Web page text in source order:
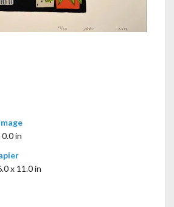
in
x 11.0 in